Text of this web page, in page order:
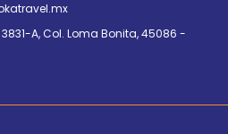
A, Col. Loma Bonita, 45086 -